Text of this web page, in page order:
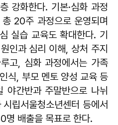
강화한다. 기본·심화 과정
20주 과정으로 운영되며
실습 교육도 확대한다. 기
인과 심리 이해, 상처 주지
고, 심화 과정에서는 가족
식, 부모 멘토 양성 교육 등
야간반과 주말반으로 나뉘
립서울청소년센터 등에서
명 배출을 목표로 한다.